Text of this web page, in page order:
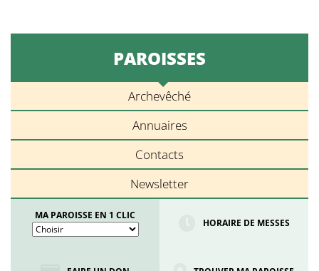
PAROISSES
Archevêché
Annuaires
Contacts
Newsletter
MA PAROISSE EN 1 CLIC
HORAIRE DE MESSES